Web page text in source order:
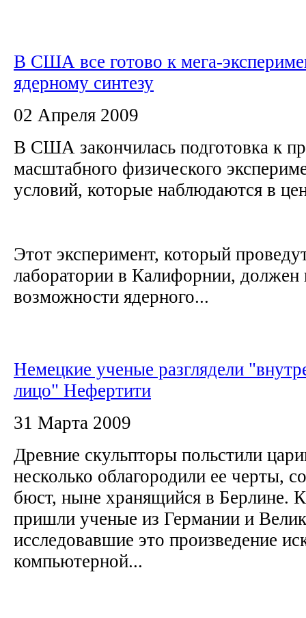
В США все готово к мега-
ядерному синтезу
02 Апреля 2009
В США закончилась подготовка к
масштабного физического
условий, которые наблюдаются в
Этот эксперимент, который
лаборатории в Калифорнии, должен
возможности ядерного...
Немецкие ученые разглядели
лицо" Нефертити
31 Марта 2009
Древние скульпторы польстили
несколько облагородили ее черты,
бюст, ныне хранящийся в Берлине.
пришли ученые из Германии и
исследовавшие это произведение
компьютерной...